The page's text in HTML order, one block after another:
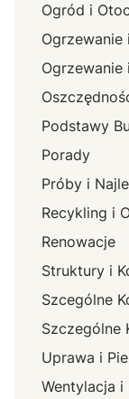
Ogród i
Ogrzewanie
Ogrzewanie
Podstawy
Porady
Próby i
Recykling i
Renowacje
Struktury i
Szcególne
Szczególne
Uprawa i
Wentylacja i